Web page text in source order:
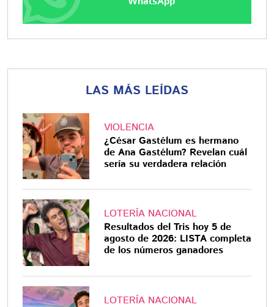
LAS MÁS LEÍDAS
VIOLENCIA
¿César Gastélum es hermano
de Ana Gastélum? Revelan cuál
sería su verdadera relación
LOTERÍA NACIONAL
Resultados del Tris hoy 5 de
agosto de 2026: LISTA completa
de los números ganadores
LOTERÍA NACIONAL